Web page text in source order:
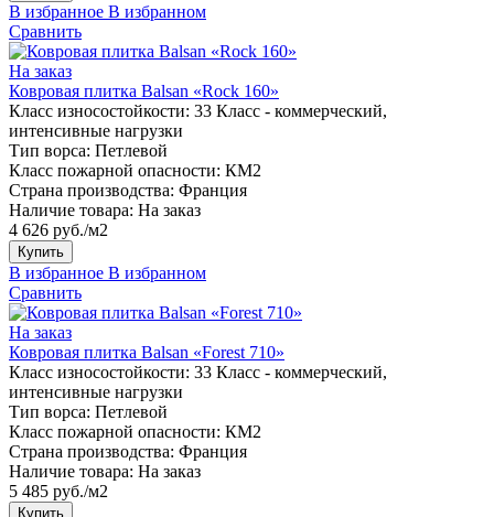
В избранное В избранном
Сравнить
На заказ
Ковровая плитка Balsan «Rock 160»
Класс износостойкости: 33 Класс - коммерческий,
интенсивные нагрузки
Тип ворса: Петлевой
Класс пожарной опасности: КМ2
Страна производства: Франция
Наличие товара: На заказ
4 626 руб./м2
Купить
В избранное В избранном
Сравнить
На заказ
Ковровая плитка Balsan «Forest 710»
Класс износостойкости: 33 Класс - коммерческий,
интенсивные нагрузки
Тип ворса: Петлевой
Класс пожарной опасности: КМ2
Страна производства: Франция
Наличие товара: На заказ
5 485 руб./м2
Купить